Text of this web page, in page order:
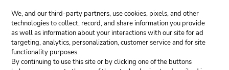
We, and our third-party partners, use cookies, pixels, and other
technologies to collect, record, and share information you provide
as well as information about your interactions with our site for ad
targeting, analytics, personalization, customer service and for site
functionality purposes.
By continuing to use this site or by clicking one of the buttons